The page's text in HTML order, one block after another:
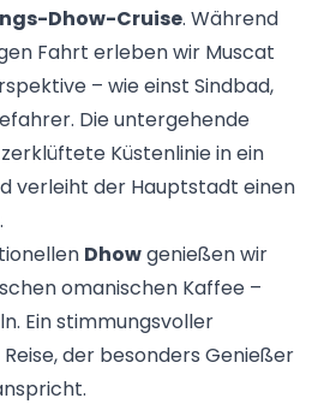
Dhow-Cruise. Während
Fahrt erleben wir Muscat
– wie einst Sindbad,
Die untergehende
Küstenlinie in ein
verleiht der Hauptstadt einen
Dhowgenießen wir
omanischen Kaffee –
Ein stimmungsvoller
der besonders Genießer